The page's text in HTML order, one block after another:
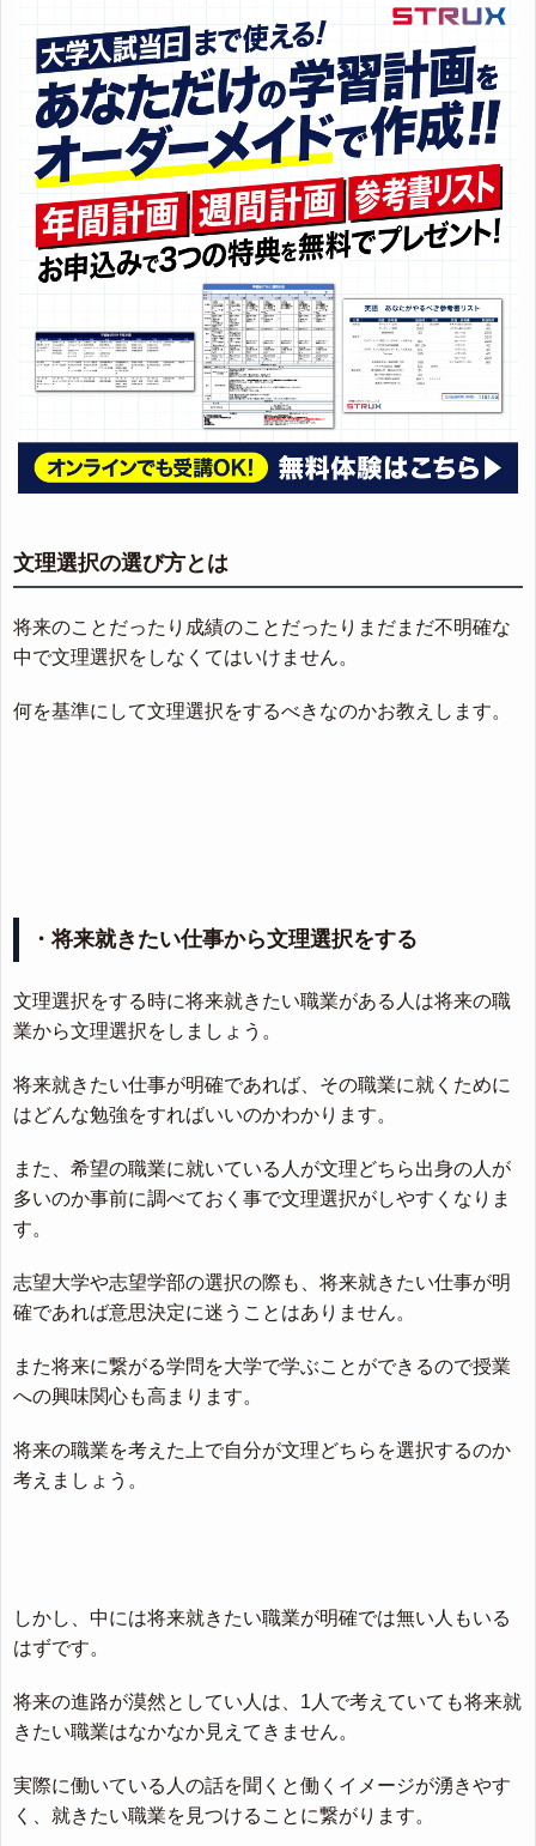
文理選択の選び方とは
将来のことだったり成績のことだったりまだまだ不明確な
中で文理選択をしなくてはいけません。
何を基準にして文理選択をするべきなのかお教えします。
・将来就きたい仕事から文理選択をする
文理選択をする時に将来就きたい職業がある人は将来の職
業から文理選択をしましょう。
将来就きたい仕事が明確であれば、その職業に就くために
はどんな勉強をすればいいのかわかります。
また、希望の職業に就いている人が文理どちら出身の人が
多いのか事前に調べておく事で文理選択がしやすくなりま
す。
志望大学や志望学部の選択の際も、将来就きたい仕事が明
確であれば意思決定に迷うことはありません。
また将来に繋がる学問を大学で学ぶことができるので授業
への興味関心も高まります。
将来の職業を考えた上で自分が文理どちらを選択するのか
考えましょう。
しかし、中には将来就きたい職業が明確では無い人もいる
はずです。
将来の進路が漠然としてい人は、1人で考えていても将来就
きたい職業はなかなか見えてきません。
実際に働いている人の話を聞くと働くイメージが湧きやす
く、就きたい職業を見つけることに繋がります。